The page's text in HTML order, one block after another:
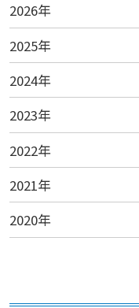
2026年
2025年
2024年
2023年
2022年
2021年
2020年